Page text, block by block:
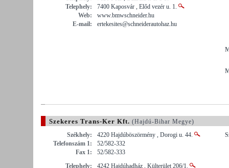
Telephely:
7400 Kaposvár , Előd vezér u. 1.
Web:
www.bmwschneider.hu
E-mail:
ertekesites@schneiderautohaz.hu
Szekeres Trans-Ker Kft. (Hajdú-Bihar Megye)
Székhely:
4220 Hajdúböszörmény , Dorogi u. 44.
Telefonszám 1:
52/582-332
Fax 1:
52/582-333
Telephely:
4242 Hajdúhadház , Külterület 206/1.